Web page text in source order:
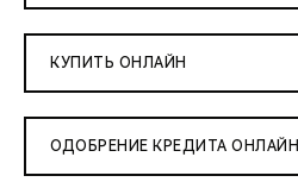
КУПИТЬ ОНЛАЙН
ОДОБРЕНИЕ КРЕДИТА ОНЛАЙН